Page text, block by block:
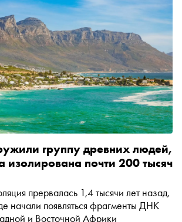
группу древних людей,
изолирована почти 200 тысяч
прервалась 1,4 тысячи лет назад,
начали появляться фрагменты ДНК
и Восточной Африки